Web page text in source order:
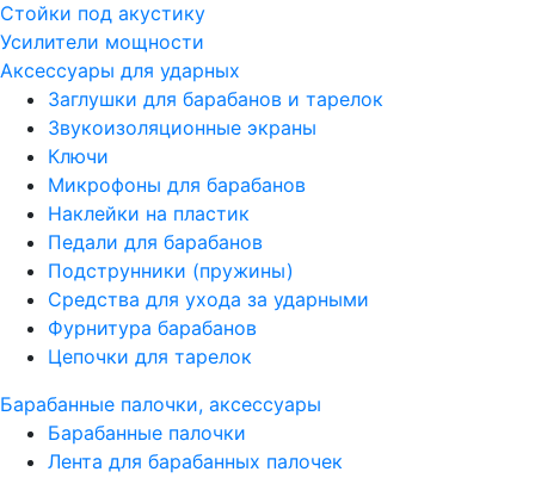
Стойки под акустику
Усилители мощности
Аксессуары для ударных
Заглушки для барабанов и тарелок
Звукоизоляционные экраны
Ключи
Микрофоны для барабанов
Наклейки на пластик
Педали для барабанов
Подструнники (пружины)
Средства для ухода за ударными
Фурнитура барабанов
Цепочки для тарелок
Барабанные палочки, аксессуары
Барабанные палочки
Лента для барабанных палочек